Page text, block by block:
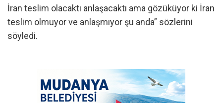
İran teslim olacaktı anlaşacaktı ama gözüküyor ki İran
teslim olmuyor ve anlaşmıyor şu anda” sözlerini
söyledi.